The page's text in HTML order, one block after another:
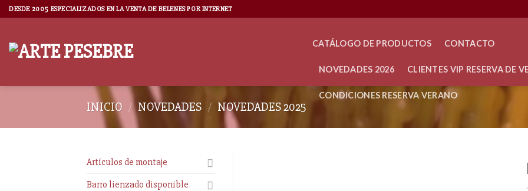
DESDE 2005 ESPECIALIZADOS EN LA VENTA DE BELENES POR INTERNET
CATÁLOGO DE PRODUCTOS CONTACTO
NOVEDADES 2026 CLIENTES VIP RESERVA DE
CONDICIONES RESERVA VERANO
INICIO / NOVEDADES / NOVEDADES 2025
Artículos de montaje
Barro lienzado disponible